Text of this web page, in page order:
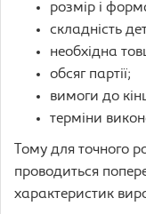
розмір і
складність
необхідна
обсяг партії;
вимоги до
терміни
Тому для точного
проводиться
характеристик